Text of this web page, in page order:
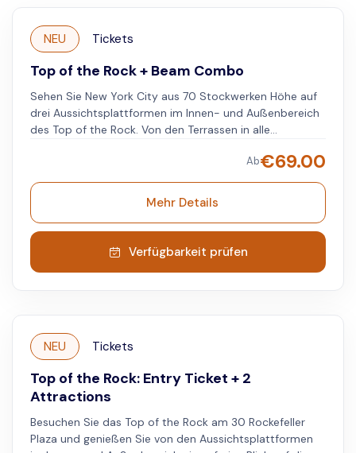
NEU Tickets
Top of the Rock + Beam Combo
Sehen Sie New York City aus 70 Stockwerken Höhe auf
drei Aussichtsplattformen im Innen- und Außenbereich
des Top of the Rock. Von den Terrassen in alle
Building, die Brooklyn Bridge, die Freiheitsstatue, den
Central Park und alle fünf Stadtteile. Mit dem Beam
können Sie das Foto "Lunch Atop a Skyscraper" aus
dem Jahr 1932 nachstellen, das 11 Eisenarbeiter beim
Mittagessen auf einem Stahlträger zeigt. Sie werden für
einen kurzen Aufstieg von 12 Fuß angeschnallt, der sich
um 180 Grad dreht und Ihnen freie Sicht auf den Central
Ab€69.00
Mehr Details
Verfügbarkeit prüfen
NEU Tickets
Top of the Rock: Entry Ticket + 2
Attractions
Besuchen Sie das Top of the Rock am 30 Rockefeller
Plaza und genießen Sie von den Aussichtsplattformen